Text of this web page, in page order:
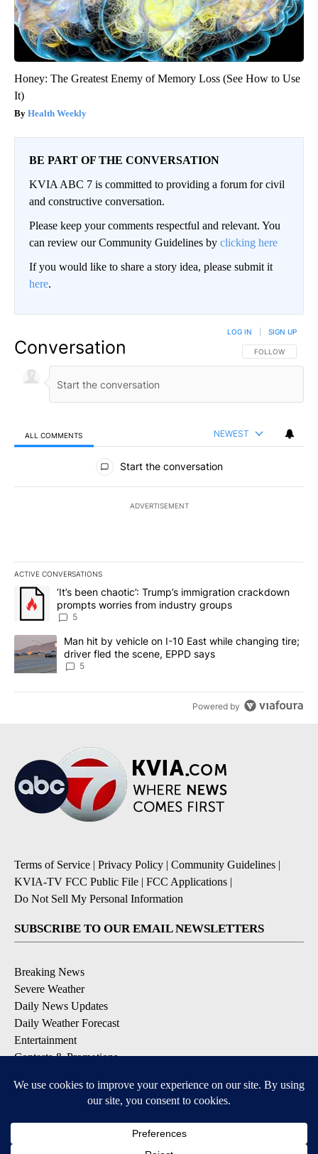
Honey: The Greatest Enemy of Memory Loss (See How to Use
It)
Health Weekly
BE PART OF THE CONVERSATION
KVIA ABC 7 is committed to providing a forum for civil
and constructive conversation.
Please keep your comments respectful and relevant. You
can review our Community Guidelines by clicking here
If you would like to share a story idea, please submit it
here.
Conversation FOLLOW THIS
FOLLOW
LOG IN SIGN UP
ALL COMMENTS NEWEST
All Comments
Start the conversation
ADVERTISEMENT
ACTIVE CONVERSATIONS
The following is a list of the most commented articles in the last
A trending article titled "‘It’s been chaotic’: Trump’s
‘It’s been chaotic’: Trump’s immigration crackdown
prompts worries from industry groups
5
A trending article titled "Man hit by vehicle on I-10 East while
Man hit by vehicle on I-10 East while changing tire;
driver fled the scene, EPPD says
5
Powered by
Terms of Service | Privacy Policy | Community Guidelines |
KVIA-TV FCC Public File | FCC Applications |
Do Not Sell My Personal Information
SUBSCRIBE TO OUR EMAIL NEWSLETTERS
Breaking News
Severe Weather
Daily News Updates
Daily Weather Forecast
Entertainment
Contests & Promotions
DOWNLOAD OUR APPS
Available for iOS and Android